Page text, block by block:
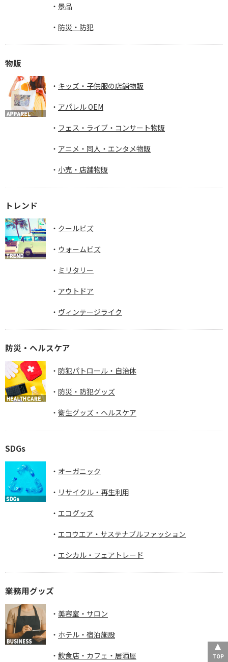
景品
防災・防犯
物販
キッズ・子供服の店舗物販
アパレル OEM
フェス・ライブ・コンサート物販
アニメ・同人・エンタメ物販
小売・店舗物販
トレンド
クールビズ
ウォームビズ
ミリタリー
アウトドア
ヴィンテージライク
防災・ヘルスケア
防犯パトロール・自治体
防災・防犯グッズ
衛生グッズ・ヘルスケア
SDGs
オーガニック
リサイクル・再生利用
エコグッズ
エコウエア・サステナブルファッション
エシカル・フェアトレード
業務用グッズ
美容室・サロン
ホテル・宿泊施設
飲食店・カフェ・居酒屋 TOP